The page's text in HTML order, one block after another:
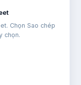
Chọn Sao chép
chọn.